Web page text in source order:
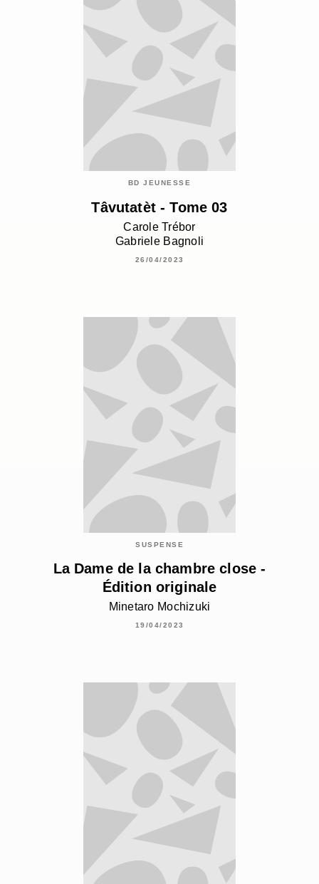
BD JEUNESSE
Tâvutatèt - Tome 03
Carole Trébor
Gabriele Bagnoli
26/04/2023
SUSPENSE
La Dame de la chambre close -
Édition originale
Minetaro Mochizuki
19/04/2023